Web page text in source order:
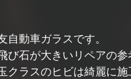
自動車ガラスです。
び石が大きいリペアの
クラスのヒビは綺麗に